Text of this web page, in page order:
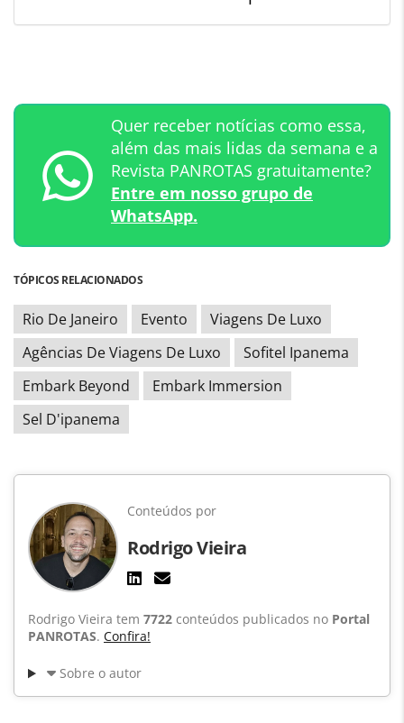
Quer receber notícias como essa,
além das mais lidas da semana e a
Revista PANROTAS gratuitamente?
Entre em nosso grupo de
WhatsApp.
TÓPICOS RELACIONADOS
Rio De Janeiro Evento
Viagens De Luxo
Agências De Viagens De Luxo
Sofitel Ipanema
Embark Beyond
Embark Immersion
Sel D'ipanema
Conteúdos por
Rodrigo Vieira
Rodrigo Vieira tem 7722 conteúdos publicados no Portal
PANROTAS. Confira!
Sobre o autor